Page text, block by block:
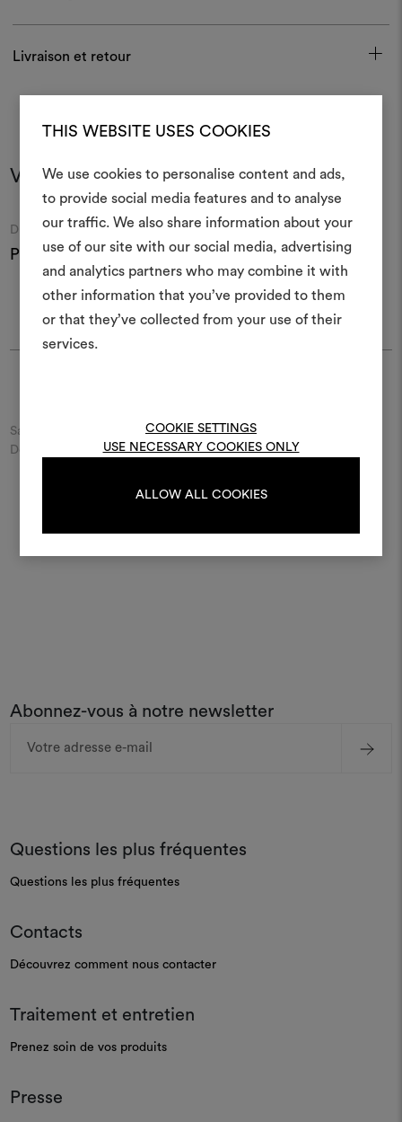
THIS WEBSITE USES COOKIES
We use cookies to personalise content and ads,
to provide social media features and to analyse
our traffic. We also share information about your
use of our site with our social media, advertising
and analytics partners who may combine it with
other information that you’ve provided to them
or that they’ve collected from your use of their
services.
COOKIE SETTINGS
USE NECESSARY COOKIES ONLY
ALLOW ALL COOKIES
Livraison et retour
Vous pourriez aussi aimer
Moodboard
DEDAR
Pin005 Lipcord 001
Moodboard
DEDAR
Pin003 Soutache 001
Saisir le nom de la ville ou de la rue et découvrez le détaillant
Dedar le plus proche de chez vous.
Abonnez-vous à notre newsletter
Questions les plus fréquentes
Questions les plus fréquentes
Contacts
Découvrez comment nous contacter
Traitement et entretien
Prenez soin de vos produits
Presse
Créer
Un instrument interactif
à vos idées et les partager,
des matériaux et des